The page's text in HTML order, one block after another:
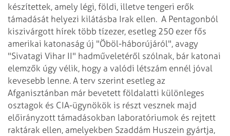
készítettek, amely légi, földi, illetve tengeri erők
támadását helyezi kilátásba Irak ellen. A Pentagonból
kiszivárgott hírek több tízezer, esetleg 250 ezer fős
amerikai katonaság új "Öböl-háborújáról", avagy
"Sivatagi Vihar II" hadműveletéről szólnak, bár katonai
elemzők úgy vélik, hogy a valódi létszám ennél jóval
kevesebb lenne. A terv szerint esetleg az
Afganisztánban már bevetett földalatti különleges
osztagok és CIA-ügynökök is részt vesznek majd
előirányzott támadásokban laboratóriumok és rejtett
raktárak ellen, amelyekben Szaddám Huszein gyártja,